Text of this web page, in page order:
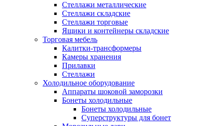
Стеллажи металлические
Стеллажи складские
Стеллажи торговые
Ящики и контейнеры складские
Торговая мебель
Калитки-трансформеры
Камеры хранения
Прилавки
Стеллажи
Холодильное оборудование
Аппараты шоковой заморозки
Бонеты холодильные
Бонеты холодильные
Суперструктуры для бонет